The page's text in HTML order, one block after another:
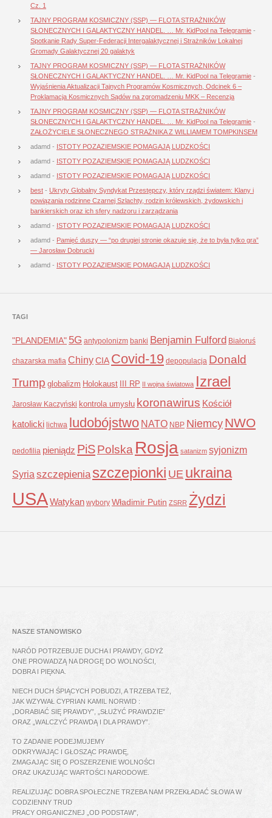
Cz. 1
TAJNY PROGRAM KOSMICZNY (SSP) — FLOTA STRAŻNIKÓW
SŁONECZNYCH I GALAKTYCZNY HANDEL. … Mr. KidPool na Telegramie -
Spotkanie Rady Super-Federacji Intergalaktycznej i Strażników Lokalnej
Gromady Galaktycznej 20 galaktyk
TAJNY PROGRAM KOSMICZNY (SSP) — FLOTA STRAŻNIKÓW
SŁONECZNYCH I GALAKTYCZNY HANDEL. … Mr. KidPool na Telegramie -
Wyjaśnienia Aktualizacji Tajnych Programów Kosmicznych, Odcinek 6 –
Proklamacja Kosmicznych Sądów na zgromadzeniu MKK – Recenzja
TAJNY PROGRAM KOSMICZNY (SSP) — FLOTA STRAŻNIKÓW
SŁONECZNYCH I GALAKTYCZNY HANDEL. … Mr. KidPool na Telegramie -
ZAŁOŻYCIELE SŁONECZNEGO STRAŻNIKA Z WILLIAMEM TOMPKINSEM
adamd - ISTOTY POZAZIEMSKIE POMAGAJĄ LUDZKOŚCI
adamd - ISTOTY POZAZIEMSKIE POMAGAJĄ LUDZKOŚCI
adamd - ISTOTY POZAZIEMSKIE POMAGAJĄ LUDZKOŚCI
best - Ukryty Globalny Syndykat Przestępczy, który rządzi światem: Klany i
powiązania rodzinne Czarnej Szlachty, rodzin królewskich, żydowskich i
bankierskich oraz ich sfery nadzoru i zarządzania
adamd - ISTOTY POZAZIEMSKIE POMAGAJĄ LUDZKOŚCI
adamd - Pamięć duszy — “po drugiej stronie okazuje się, że to była tylko gra”
— Jarosław Dobrucki
adamd - ISTOTY POZAZIEMSKIE POMAGAJĄ LUDZKOŚCI
TAGI
"PLANDEMIA" 5G antypolonizm banki Benjamin Fulford Białoruś
chazarska mafia ChinyCIA Covid-19 depopulacja Donald
Trump globalizm Holokaust III RP II wojna światowa Izrael
Jarosław Kaczyński kontrola umysłu koronawirus Kościół
katolicki lichwa ludobójstwo NATO NBP NiemcyNWO
pedofilia pieniądz PiSPolska Rosja satanizm syjonizm
Syria szczepienia szczepionki UE ukraina
USAWatykan wybory Władimir Putin ZSRR Żydzi
NASZE STANOWISKO
NARÓD POTRZEBUJE DUCHA I PRAWDY, GDYŻ
ONE PROWADZĄ NA DROGĘ DO WOLNOŚCI,
DOBRA I PIĘKNA.
NIECH DUCH ŚPIĄCYCH POBUDZI, A TRZEBA TEŻ,
JAK WZYWAŁ CYPRIAN KAMIL NORWID :
„DORABIAĆ SIĘ PRAWDY”, „SŁUŻYĆ PRAWDZIE”
ORAZ „WALCZYĆ PRAWDĄ I DLA PRAWDY”.
TO ZADANIE PODEJMUJEMY
ODKRYWAJĄC I GŁOSZĄC PRAWDĘ,
ZMAGAJĄC SIĘ O POSZERZENIE WOLNOŚCI
ORAZ UKAZUJĄC WARTOŚCI NARODOWE.
REALIZUJĄC DOBRA SPOŁECZNE TRZEBA NAM PRZEKŁADAĆ SŁOWA W
CODZIENNY TRUD
PRACY ORGANICZNEJ „OD PODSTAW”,